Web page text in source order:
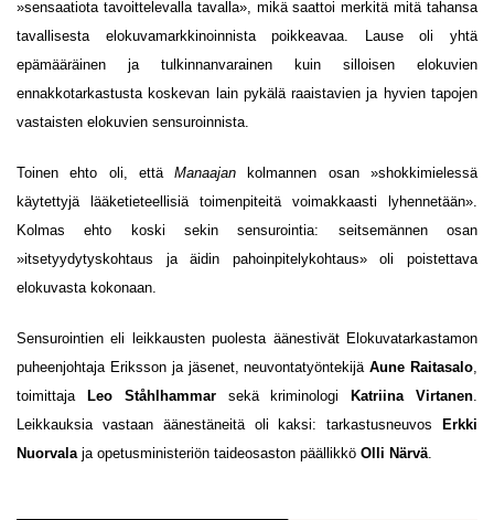
»sensaatiota tavoittelevalla tavalla», mikä saattoi merkitä mitä tahansa
tavallisesta elokuvamarkkinoinnista poikkeavaa. Lause oli yhtä
epämääräinen ja tulkinnanvarainen kuin silloisen elokuvien
ennakkotarkastusta koskevan lain pykälä raaistavien ja hyvien tapojen
vastaisten elokuvien sensuroinnista.
Toinen ehto oli, ettäManaajan
kolmannen osan »shokkimielessä
käytettyjä lääketieteellisiä toimenpiteitä voimakkaasti lyhennetään».
Kolmas ehto koski sekin sensurointia: seitsemännen osan
»itsetyydytyskohtaus ja äidin pahoinpitelykohtaus» oli poistettava
elokuvasta kokonaan.
Sensurointien eli leikkausten puolesta äänestivät Elokuvatarkastamon
puheenjohtaja Eriksson ja jäsenet, neuvontatyöntekijäAune Raitasalo
toimittaja
Leo Ståhlhammarsekä kriminologi Katriina Virtanen
Leikkauksia vastaan äänestäneitä oli kaksi: tarkastusneuvos
Erkki
Nuorvala ja opetusministeriön taideosaston päällikkö Olli Närvä